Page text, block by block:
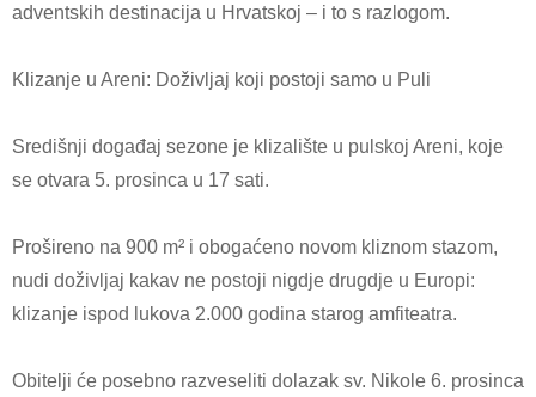
adventskih destinacija u Hrvatskoj – i to s razlogom.
Klizanje u Areni: Doživljaj koji postoji samo u Puli
Središnji događaj sezone je klizalište u pulskoj Areni, koje
se otvara 5. prosinca u 17 sati.
Prošireno na 900 m² i obogaćeno novom kliznom stazom,
nudi doživljaj kakav ne postoji nigdje drugdje u Europi:
klizanje ispod lukova 2.000 godina starog amfiteatra.
Obitelji će posebno razveseliti dolazak sv. Nikole 6. prosinca